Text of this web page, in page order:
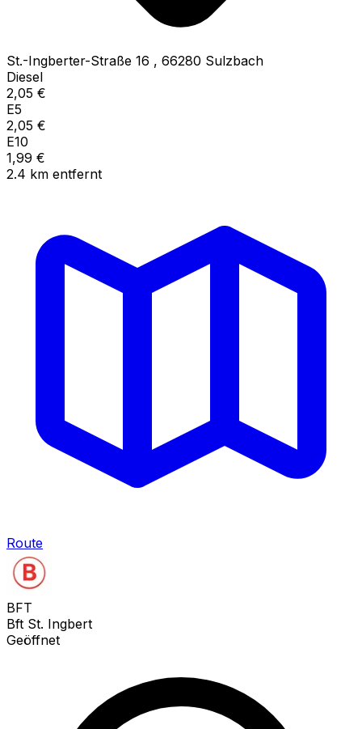
St.-Ingberter-Straße 16 , 66280 Sulzbach
Diesel
2,05 €
E5
2,05 €
E10
1,99 €
2.4 km entfernt
Route
BFT
Bft St. Ingbert
Geöffnet